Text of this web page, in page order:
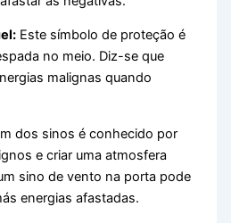
Este símbolo de proteção é
no meio. Diz-se que
malignas quando
dos sinos é conhecido por
e criar uma atmosfera
sino de vento na porta pode
energias afastadas.